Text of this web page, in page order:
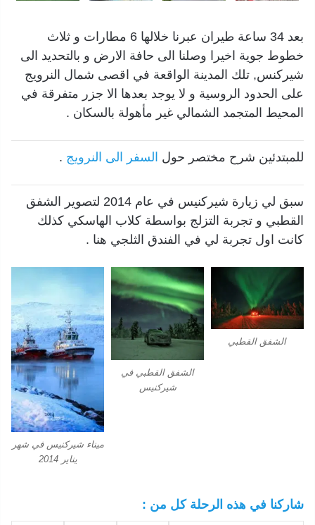
بعد 34 ساعة طيران عبرنا خلالها 6 مطارات و ثلاث
خطوط جوية اخيرا وصلنا الى حافة الارض و بالتحديد الى
شيركنس, تلك المدينة الواقعة في اقصى شمال النرويج
على الحدود الروسية و لا يوجد بعدها الا جزر متفرقة في
المحيط المتجمد الشمالي غير مأهولة بالسكان .
للمبتدئين شرح مختصر حول السفر الى النرويج .
سبق لي زيارة شيركنيس في عام 2014 لتصوير الشفق
القطبي و تجربة التزلج بواسطة كلاب الهاسكي كذلك
كانت اول تجربة لي في الفندق الثلجي هنا .
الشفق القطبي
الشفق القطبي في
شيركنيس
ميناء شيركنيس في شهر
يناير 2014
شاركنا في هذه الرحلة كل من :